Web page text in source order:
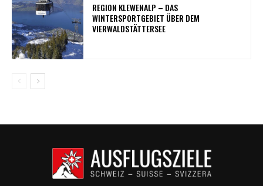
REGION KLEWENALP – DAS
WINTERSPORTGEBIET ÜBER DEM
VIERWALDSTÄTTERSEE